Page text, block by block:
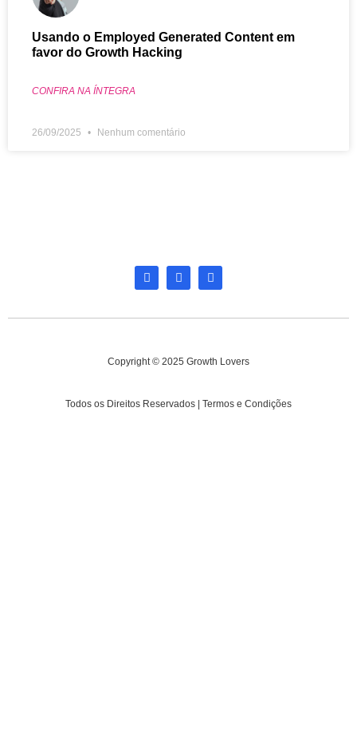
Usando o Employed Generated Content em
favor do Growth Hacking
CONFIRA NA ÍNTEGRA
26/09/2025 Nenhum comentário
Copyright © 2025 Growth Lovers
Todos os Direitos Reservados | Termos e Condições